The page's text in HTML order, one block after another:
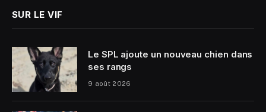
SUR LE VIF
Le SPL ajoute un nouveau chien dans
ses rangs
9 août 2026